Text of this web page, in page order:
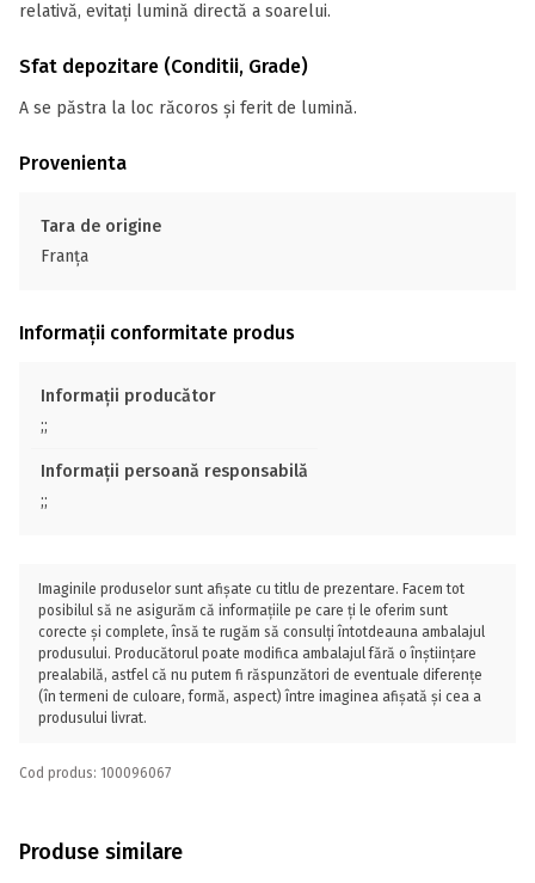
relativă, evitați lumină directă a soarelui.
Sfat depozitare (Conditii, Grade)
A se păstra la loc răcoros și ferit de lumină.
Provenienta
Tara de origine
Franţa
Informații conformitate produs
Informații producător
;;
Informații persoană responsabilă
;;
Imaginile produselor sunt afișate cu titlu de prezentare. Facem tot
posibilul să ne asigurăm că informațiile pe care ți le oferim sunt
corecte și complete, însă te rugăm să consulți întotdeauna ambalajul
produsului. Producătorul poate modifica ambalajul fără o înștiințare
prealabilă, astfel că nu putem fi răspunzători de eventuale diferențe
(în termeni de culoare, formă, aspect) între imaginea afișată și cea a
produsului livrat.
Cod produs: 100096067
Produse similare